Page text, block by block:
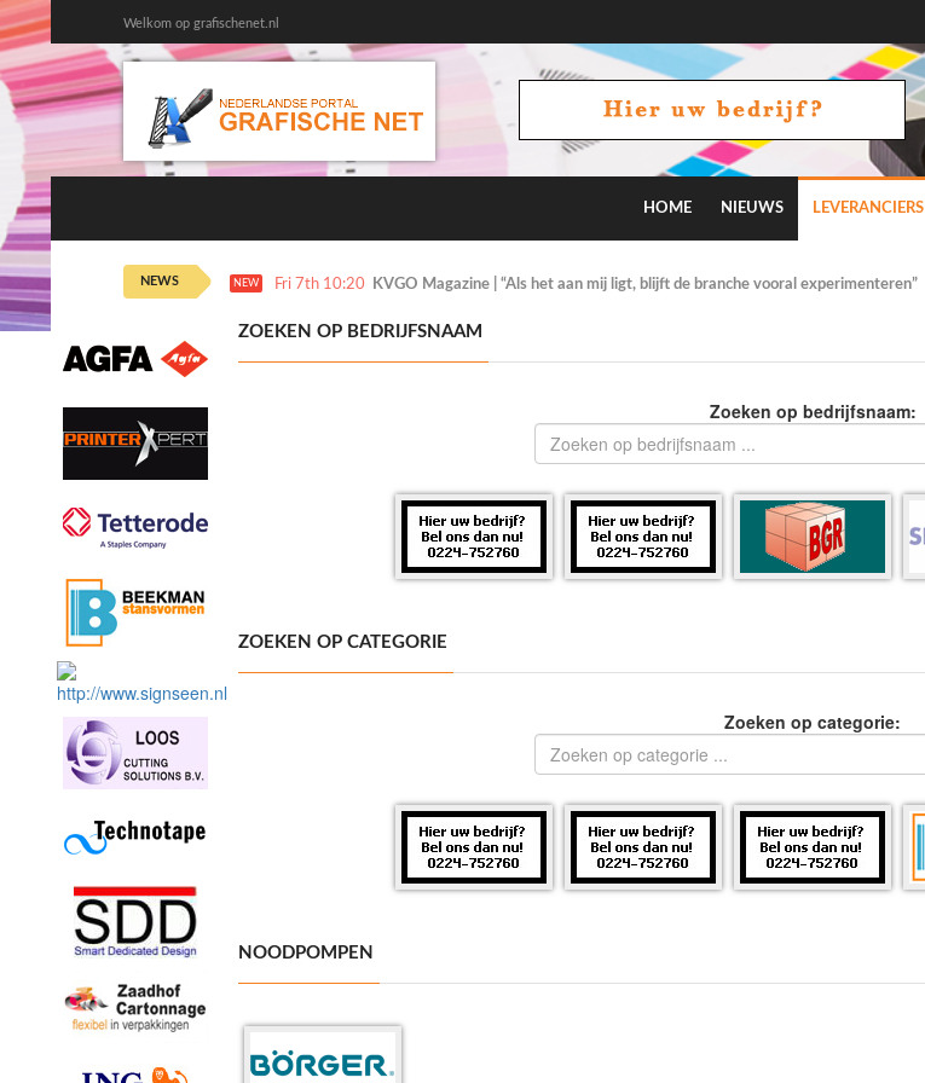
Welkom op grafischenet.nl
HOME NIEUWS LEVERANCIERS
NEWS NEW Fri 7th 10:20 KVGO Magazine | “Als het aan mij ligt, blijft de branche vooral experimenteren”
ZOEKEN OP BEDRIJFSNAAM
Zoeken op bedrijfsnaam:
ZOEKEN OP CATEGORIE
Zoeken op categorie:
NOODPOMPEN